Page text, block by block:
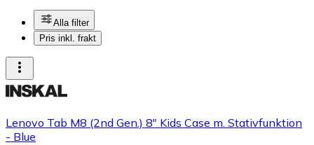
Alla filter
Pris inkl. frakt
Lenovo Tab M8 (2nd Gen.) 8" Kids Case m. Stativfunktion
- Blue